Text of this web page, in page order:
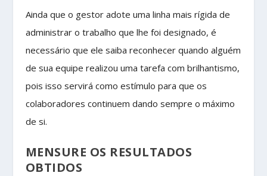
Ainda que o gestor adote uma linha mais rígida de
administrar o trabalho que lhe foi designado, é
necessário que ele saiba reconhecer quando alguém
de sua equipe realizou uma tarefa com brilhantismo,
pois isso servirá como estímulo para que os
colaboradores continuem dando sempre o máximo
de si.
MENSURE OS RESULTADOS
OBTIDOS